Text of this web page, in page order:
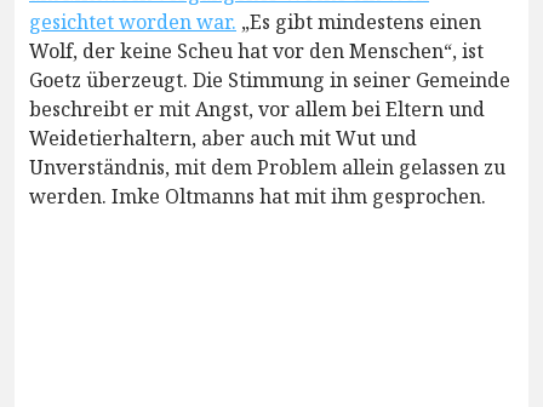
gesichtet worden war. „Es gibt mindestens einen
Wolf, der keine Scheu hat vor den Menschen“, ist
Goetz überzeugt. Die Stimmung in seiner Gemeinde
beschreibt er mit Angst, vor allem bei Eltern und
Weidetierhaltern, aber auch mit Wut und
Unverständnis, mit dem Problem allein gelassen zu
werden. Imke Oltmanns hat mit ihm gesprochen.